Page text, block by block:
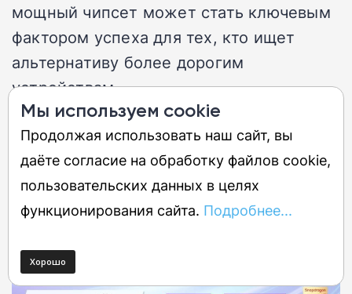
мощный чипсет может стать ключевым
фактором успеха для тех, кто ищет
альтернативу более дорогим
устройствам.
Мы используем cookie
Продолжая использовать наш сайт, вы
даёте согласие на обработку файлов cookie,
пользовательских данных в целях
функционирования сайта. Подробнее...